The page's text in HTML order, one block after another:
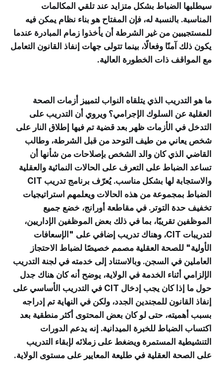
سيطلبها الضباط بشكل متزايد عند تلقي المكالمات
المناسبة. بالنسبة له، فإن المفتاح هو بناء نظام يمكن فيه
للمستجيبين من غير الشرطة أن يأخذوا زمام المبادرة عندما
يكون ذلك آمنًا وفعالًا، بينما تتولى جهات إنفاذ القانون التعامل
مع المواقف ذات الخطورة العالية.
ما هو التدريب الذي يتلقاه النواب لتمييز أزمات الصحة
العقلية عن السلوك الإجرامي؟ ويروي أن التدريب على
التدخل في الأزمات ظهر بعد قضية تم فيها إطلاق النار على
شخص يعاني من طيف التوحد من قبل الشرطة، وطالب
القاضي الذي كان والد الشخص بإصلاحات من شأنها أن
تساعد الضباط على التعرف على الحالات النمائية والعقلية
والاستجابة لها بشكل مناسب. يُعرّف برنامج تدريب CIT
الضباط بمجموعة من هذه الحالات ويعلمهم استراتيجيات
تخفيف حدة التوتر. في مقاطعة أورانج، خضع جميع
الموظفين تقريبًا، بما في ذلك بعض الموظفين الإداريين،
لتدريبات CIT، وهناك تدريب إضافي على "الإسعافات
الأولية" للصحة العقلية مصمم خصيصًا لضباط الاحتجاز
العاملين في السجن. وبالاستناد إلى خدمته في لجنة التدريب
الإلزامي أثناء الخدمة في الولاية، يوضح أنه كان هناك جدل
حول ما إذا كان يجب إدخال CIT في التدريب الأساسي على
إنفاذ القانون للمجندين الجدد، ولكن في النهاية تم إدراجه
بسبب أهميته، حتى لو كان بعض المحتوى أكثر منطقية بعد
اكتساب الضباط للخبرة الميدانية. إنه يدعم الدورات
التنشيطية المستمرة ويضغط على زملائه لإبقاء التدريب
على الصحة العقلية في طليعة المعايير على مستوى الولاية.